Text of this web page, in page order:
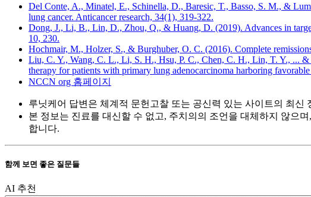
Del Conte, A., Minatel, E., Schinella, D., Baresic, T., Basso, S. M., &
lung cancer. Anticancer research, 34(1), 319-322.
Dong, J., Li, B., Lin, D., Zhou, Q., & Huang, D. (2019). Advances in
10, 230.
Hochmair, M., Holzer, S., & Burghuber, O. C. (2016). Complete
Liu, C. Y., Wang, C. L., Li, S. H., Hsu, P. C., Chen, C. H., Lin, T. Y., ...
therapy for patients with primary lung adenocarcinoma harboring
NCCN org 홈페이지
루닛케어 답변은 체계적 문헌고찰 또는 공신력 있는 사이트의 최신
본 정보는 진료를 대신할 수 없고, 주치의의 조언을 대체하지 않으
합니다.
함께 보면 좋은 질문들
AI 추천